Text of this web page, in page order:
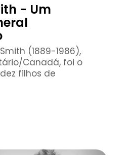
- Um
(1889-1986),
Canadá, foi o
filhos de